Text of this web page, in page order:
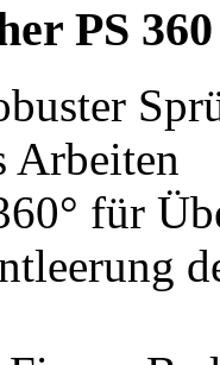
PS 360
Arbeiten
für